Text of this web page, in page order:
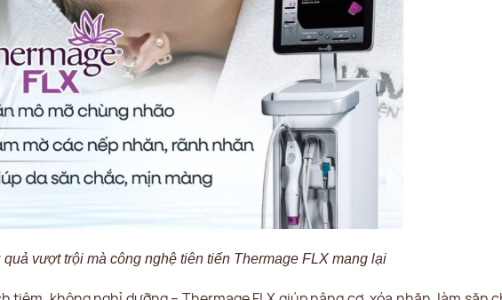
quả vượt trội mà công nghệ tiên tiến Thermage FLX mang lại